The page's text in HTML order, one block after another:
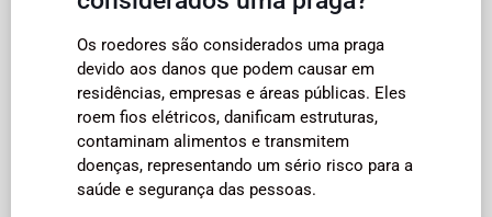
Os roedores são considerados uma praga
devido aos danos que podem causar em
residências, empresas e áreas públicas. Eles
roem fios elétricos, danificam estruturas,
contaminam alimentos e transmitem
doenças, representando um sério risco para a
saúde e segurança das pessoas.